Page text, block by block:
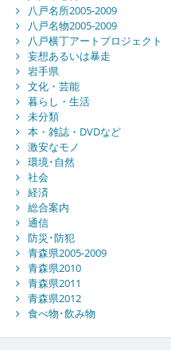
八戸名所2005-2009
八戸名物2005-2009
八戸横丁アートプロジェクト
妄想あるいは暴走
岩手県
文化・芸能
暮らし・生活
未分類
本・雑誌・DVDなど
激安なモノ
環境･自然
社会
経済
総合案内
通信
防災･防犯
青森県2005-2009
青森県2010
青森県2011
青森県2012
食べ物･飲み物